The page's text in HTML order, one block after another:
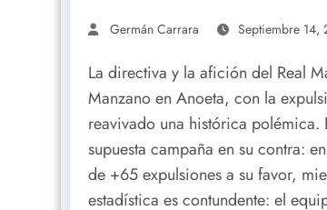
Germán Carrara Septiembre 14,
La directiva y la afición del Real
Manzano en Anoeta, con la
reavivado una histórica
supuesta campaña en su contra:
de +65 expulsiones a su favor,
estadística es contundente: el